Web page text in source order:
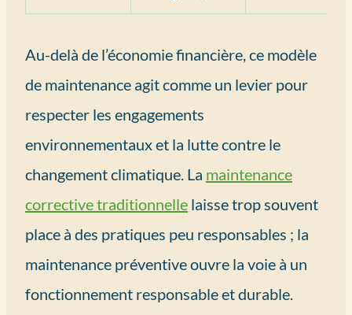
Au-delà de l’économie financière, ce modèle
de maintenance agit comme un levier pour
respecter les engagements
environnementaux et la lutte contre le
changement climatique. La maintenance
corrective traditionnelle laisse trop souvent
place à des pratiques peu responsables ; la
maintenance préventive ouvre la voie à un
fonctionnement responsable et durable.